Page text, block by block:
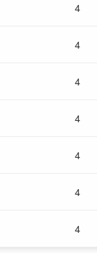
4
4
4
4
4
4
4